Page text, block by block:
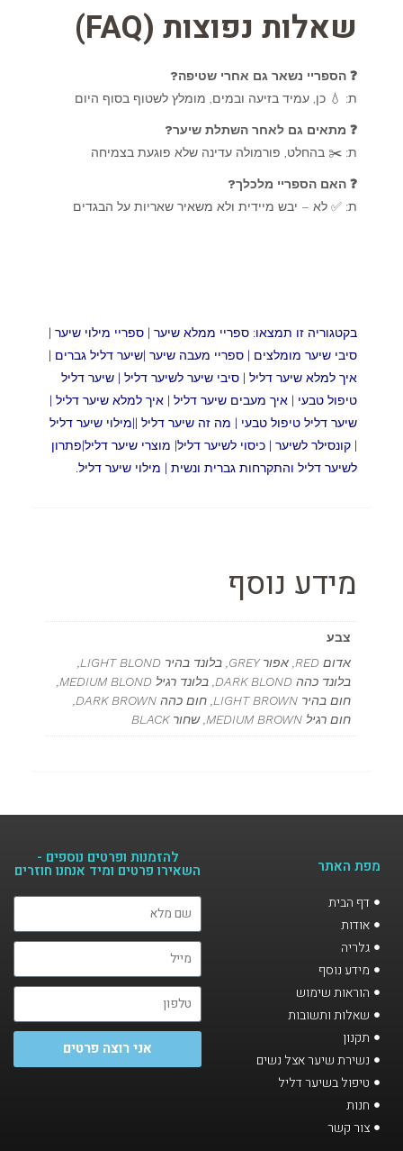
שאלות נפוצות (FAQ)
❓ הספריי נשאר גם אחרי שטיפה?
ת: 💧 כן, עמיד בזיעה ובמים, מומלץ לשטוף בסוף היום
❓ מתאים גם לאחר השתלת שיער?
ת: ✂️ בהחלט, פורמולה עדינה שלא פוגעת בצמיחה
❓ האם הספריי מלכלך?
ת: ✅ לא – יבש מיידית ולא משאיר שאריות על הבגדים
בקטגוריה זו תמצאו: ספריי ממלא שיער | ספריי מילוי שיער |
סיבי שיער מומלצים | ספריי מעבה שיער |שיער דליל גברים |
איך למלא שיער דליל | סיבי שיער לשיער דליל | שיער דליל
טיפול טבעי | איך מעבים שיער דליל | איך למלא שיער דליל |
שיער דליל טיפול טבעי | מה זה שיער דליל ||מילוי שיער דליל
| קונסילר לשיער | כיסוי לשיער דליל| מוצרי שיער דליל|פתרון
לשיער דליל והתקרחות גברית ונשית | מילוי שיער דליל.
מידע נוסף
צבע
חום רגיל MEDIUM BROWN, שחור BLACK
מפת האתר
דף הבית
אודות
גלריה
מידע נוסף
הוראות שימוש
שאלות ותשובות
תקנון
נשירת שיער אצל נשים
טיפול בשיער דליל
חנות
צור קשר
להזמנות ופרטים נוספים -
השאירו פרטים ומיד אנחנו חוזרים​
אני רוצה פרטים